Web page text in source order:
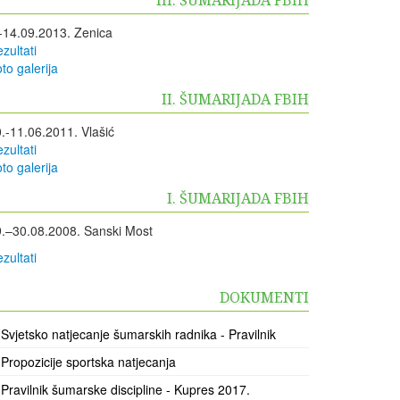
Zenica
galerija
II. ŠUMARIJADA FBIH
11.06.2011. Vlašić
galerija
I. ŠUMARIJADA FBIH
Sanski Most
DOKUMENTI
Svjetsko natjecanje šumarskih radnika - Pravilnik
Propozicije sportska natjecanja
Pravilnik šumarske discipline - Kupres 2017.